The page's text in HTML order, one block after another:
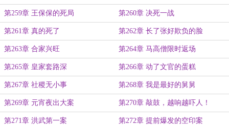
第259章 王保保的死局 第260章 决死一战
第261章 真的死了 第262章 长了张好欺负的脸
第263章 合家兴旺 第264章 马高僧限时返场
第265章 皇家套路深 第266章 动了文官的蛋糕
第267章 社稷无小事 第268章 我是最好的舅舅
第269章 元宵夜出大案 第270章 敲鼓，越响越吓人！
第271章 洪武第一案 第272章 提前爆发的空印案